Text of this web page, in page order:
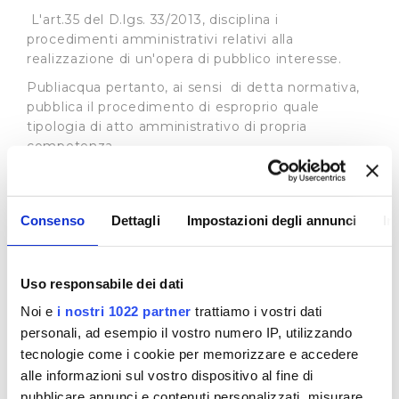
Consenso Dettagli Impostazioni degli annunci
Uso responsabile dei dati
Noi e i nostri 1022 partner trattiamo i vostri dati
personali, ad esempio il vostro numero IP, utilizzando
tecnologie come i cookie per memorizzare e accedere
alle informazioni sul vostro dispositivo al fine di
L'art.35 del D.lgs. 33/2013, disciplina i
procedimenti amministrativi relativi alla
realizzazione di un'opera di pubblico interesse.
Publiacqua pertanto, ai sensi di detta normativa,
pubblica il procedimento di esproprio quale
tipologia di atto amministrativo di propria
competenza.
In base all’art. 22 L.R. 69/2011 l'Autorità Idrica
Toscana può delegare, in tutto o in parte, i propri
poteri espropriativi al gestore del servizio idrico
integrato, nell'ambito della convenzione di
espropriativo. Si rimanda al sito dell’
Toscanaper tutte le informazioni connesse ai
procedimenti in essere.
Procedimenti ad istanza di parte
In merito ai procedimenti di istanza di parte la